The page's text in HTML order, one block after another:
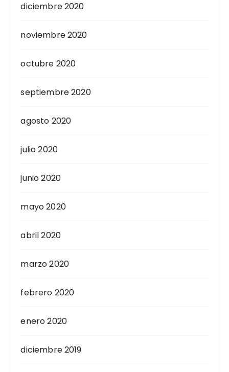
diciembre 2020
noviembre 2020
octubre 2020
septiembre 2020
agosto 2020
julio 2020
junio 2020
mayo 2020
abril 2020
marzo 2020
febrero 2020
enero 2020
diciembre 2019